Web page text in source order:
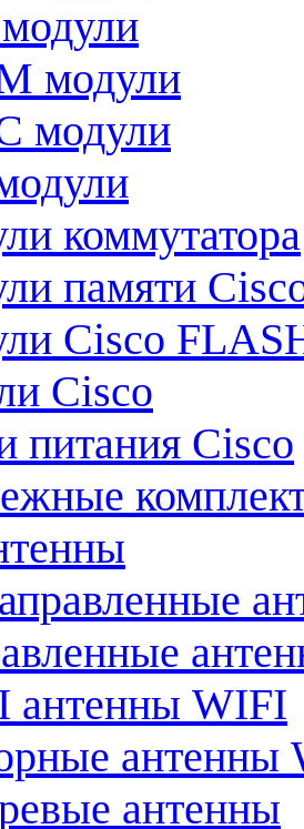
модули
модули
коммутатора
памяти
Cisco
Cisco
питания Cisco
антенны WIFI
антенны
антенны